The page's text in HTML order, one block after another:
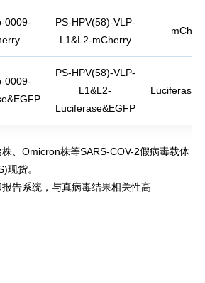
0009-
PS-HPV(58)-VLP-
L1&L2-mCherry
0009-
PS-HPV(58)-VLP-
L1&L2-
Luciferase&EGFP
、Omicron株等SARS-COV-2假病毒载体
现货。
告系统，与真病毒结果相关性高